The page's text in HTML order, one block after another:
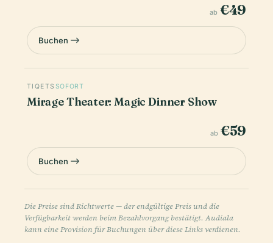
ab €49
Buchen
TIQETS SOFORT
Mirage Theater: Magic Dinner Show
ab €59
Buchen
Die Preise sind Richtwerte — der endgültige Preis und die
Verfügbarkeit werden beim Bezahlvorgang bestätigt. Audiala
kann eine Provision für Buchungen über diese Links verdienen.